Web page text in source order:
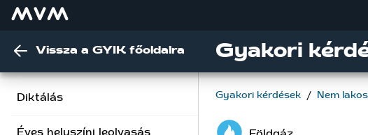
Vissza a GYIK főoldalra Gyakori
Diktálás
Éves helyszíni leolvasás
Gyakori kérdések / Nem